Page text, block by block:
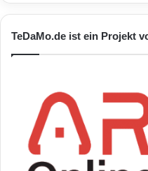
TeDaMo.de ist ein Projekt